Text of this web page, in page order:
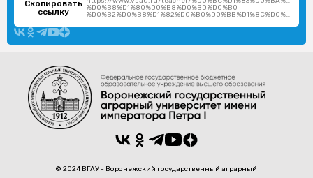
Скопировать
ссылку
%D0%B8%D1%80%D0%B8%D0%BD%D0%B0-
%D0%B2%D0%B8%D1%82%D0%B0%D0%BB%D1%8C%D0%B5%D0%B2%D0%BD%D0%B0/
© 2024 ВГАУ - Воронежский государственный аграрный